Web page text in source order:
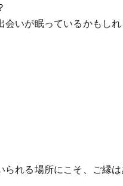
いが眠っているかもしれ
れる場所にこそ、ご縁は